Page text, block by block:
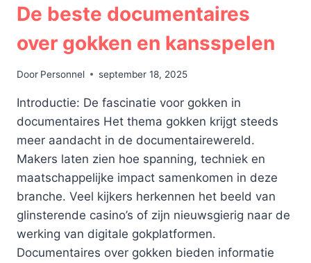
De beste documentaires
over gokken en kansspelen
Door Personnel september 18, 2025
Introductie: De fascinatie voor gokken in
documentaires Het thema gokken krijgt steeds
meer aandacht in de documentairewereld.
Makers laten zien hoe spanning, techniek en
maatschappelijke impact samenkomen in deze
branche. Veel kijkers herkennen het beeld van
glinsterende casino’s of zijn nieuwsgierig naar de
werking van digitale gokplatformen.
Documentaires over gokken bieden informatie